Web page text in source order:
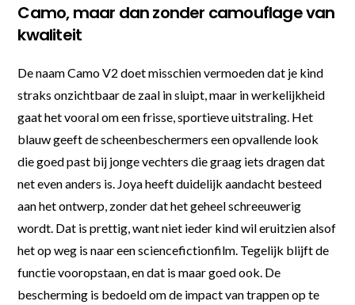
Camo, maar dan zonder camouflage van
kwaliteit
De naam Camo V2 doet misschien vermoeden dat je kind
straks onzichtbaar de zaal in sluipt, maar in werkelijkheid
gaat het vooral om een frisse, sportieve uitstraling. Het
blauw geeft de scheenbeschermers een opvallende look
die goed past bij jonge vechters die graag iets dragen dat
net even anders is. Joya heeft duidelijk aandacht besteed
aan het ontwerp, zonder dat het geheel schreeuwerig
wordt. Dat is prettig, want niet ieder kind wil eruitzien alsof
het op weg is naar een sciencefictionfilm. Tegelijk blijft de
functie vooropstaan, en dat is maar goed ook. De
bescherming is bedoeld om de impact van trappen op te